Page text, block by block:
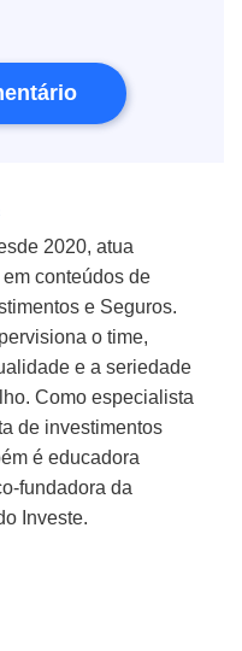
2020, atua
conteúdos de
e Seguros.
o time,
e a seriedade
Como especialista
de investimentos
é educadora
fundadora da
Investe.